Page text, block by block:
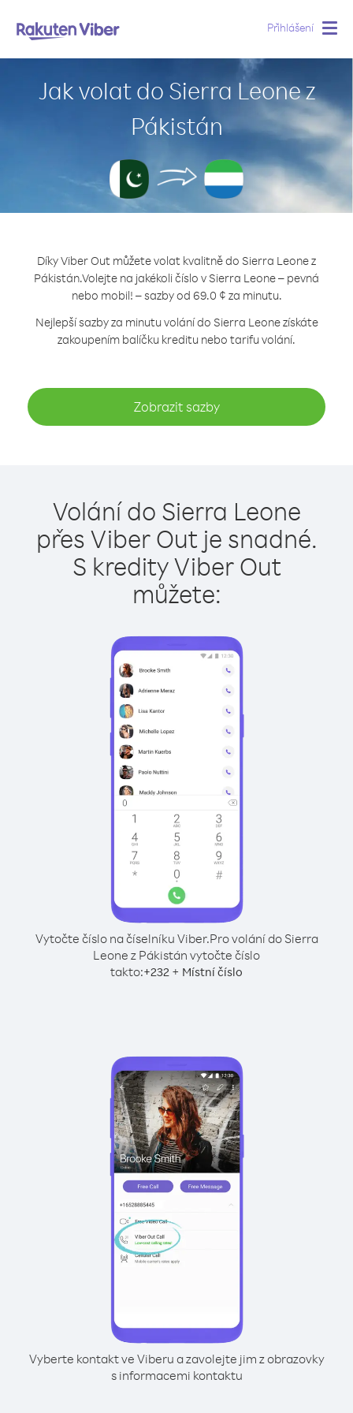
Přihlášení
Jak volat do Sierra Leone z
Pákistán
Díky Viber Out můžete volat kvalitně do Sierra Leone z
Pákistán.Volejte na jakékoli číslo v Sierra Leone – pevná
nebo mobil! – sazby od 69.0 ¢ za minutu.
Nejlepší sazby za minutu volání do Sierra Leone získáte
zakoupením balíčku kreditu nebo tarifu volání.
Zobrazit sazby
Volání do Sierra Leone
přes Viber Out je snadné.
S kredity Viber Out
můžete:
Vytočte číslo na číselníku Viber.Pro volání do Sierra
Leone z Pákistán vytočte číslo
takto:+232 + Místní číslo
Vyberte kontakt ve Viberu a zavolejte jim z obrazovky
s informacemi kontaktu